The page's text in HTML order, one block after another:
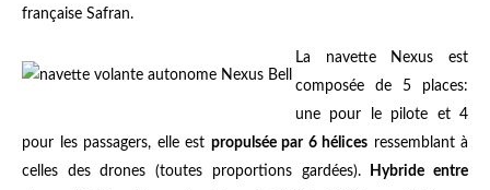
française Safran.
La navette Nexus est
composée de 5 places:
une pour le pilote et 4
pour les passagers, elle est propulsée par 6 hélices ressemblant à
celles des drones (toutes proportions gardées).
Hybride entre